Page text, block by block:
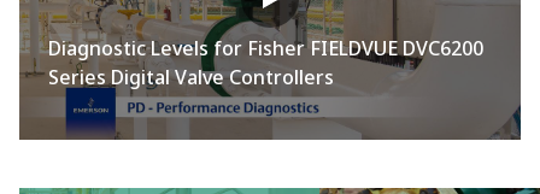
Diagnostic Levels for Fisher FIELDVUE DVC6200
Series Digital Valve Controllers